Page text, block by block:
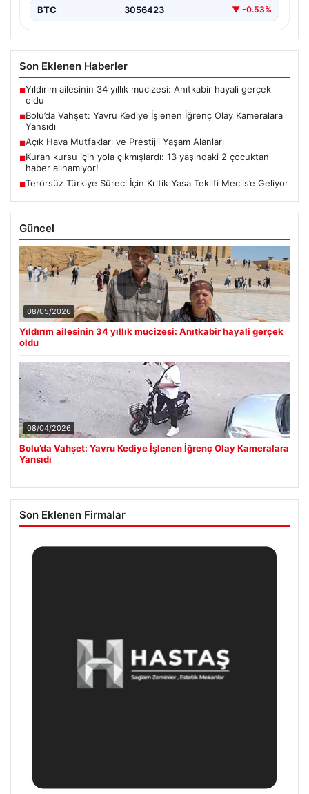
BTC 3056423 ▼ -0.53%
Son Eklenen Haberler
■Yıldırım ailesinin 34 yıllık mucizesi: Anıtkabir hayali gerçek
oldu
■Bolu’da Vahşet: Yavru Kediye İşlenen İğrenç Olay Kameralara
Yansıdı
■Açık Hava Mutfakları ve Prestijli Yaşam Alanları
■Kuran kursu için yola çıkmışlardı: 13 yaşındaki 2 çocuktan
haber alınamıyor!
■Terörsüz Türkiye Süreci İçin Kritik Yasa Teklifi Meclis’e Geliyor
Güncel
08/05/2026
Yıldırım ailesinin 34 yıllık mucizesi: Anıtkabir hayali gerçek
oldu
08/04/2026
Bolu’da Vahşet: Yavru Kediye İşlenen İğrenç Olay Kameralara
Yansıdı
Son Eklenen Firmalar